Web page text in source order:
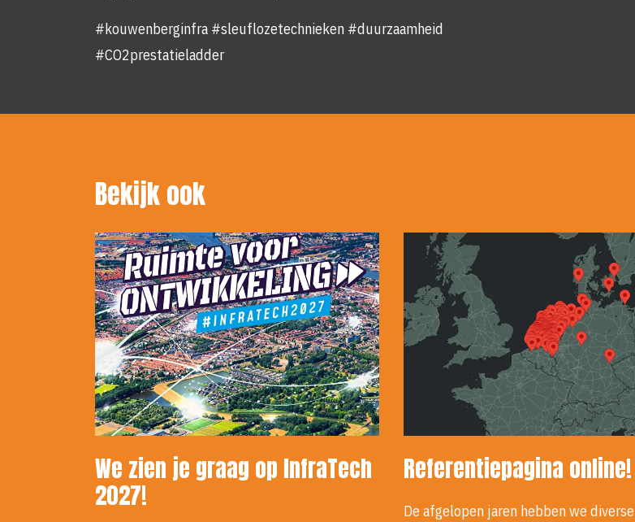
#kouwenberginfra #sleuflozetechnieken #duurzaamheid
#CO2prestatieladder
Bekijk ook
We zien je graag op InfraTech
2027!
Referentiepagina online!
De afgelopen jaren hebben we diverse